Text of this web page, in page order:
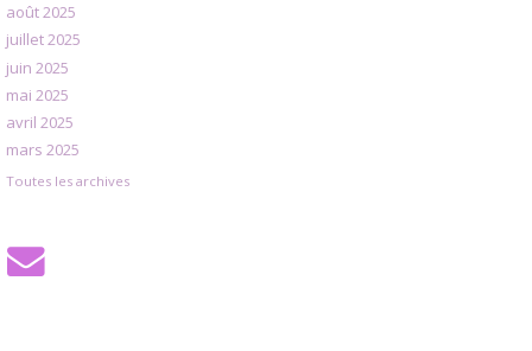
août 2025
juillet 2025
juin 2025
mai 2025
avril 2025
mars 2025
Toutes les archives